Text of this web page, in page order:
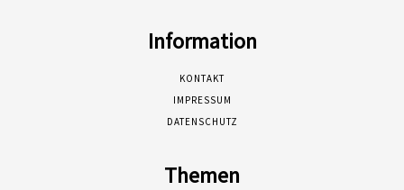
Information
KONTAKT
IMPRESSUM
DATENSCHUTZ
Themen